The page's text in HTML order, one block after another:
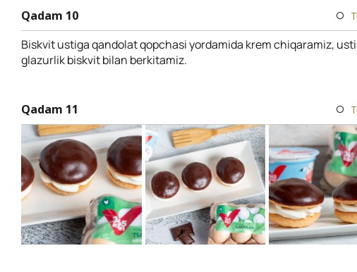
Qadam 10
Biskvit ustiga qandolat qopchasi yordamida krem chiqaramiz,
glazurlik biskvit bilan berkitamiz.
Qadam 11